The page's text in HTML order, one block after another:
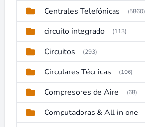
Centrales Telefónicas (5860)
circuito integrado (113)
Circuitos (293)
Circulares Técnicas (106)
Compresores de Aire (68)
Computadoras & All in one